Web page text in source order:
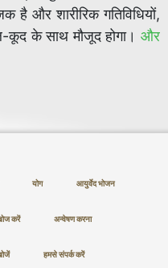
है और शारीरिक गतिविधियों,
कूद के साथ मौजूद होगा। और
योग आयुर्वेद भोजन
करें अन्वेषण करना
हमसे संपर्क करें